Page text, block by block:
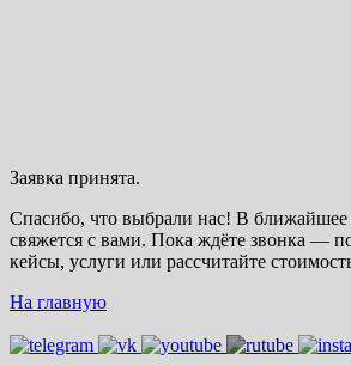
Заявка принята.
Спасибо, что выбрали нас! В
свяжется с вами. Пока ждёте звонка —
кейсы, услуги или рассчитайте
На главную